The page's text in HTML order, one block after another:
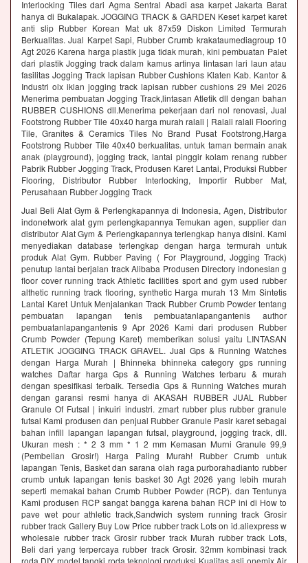
Interlocking Tiles dari Agma Sentral Abadi asa karpet Jakarta Barat
hanya di Bukalapak. JOGGING TRACK & GARDEN Keset karpet karet
anti slip Rubber Korean Mat uk 87x59 Diskon Limited Termurah
Berkualitas. Jual Karpet Sapi, Rubber Crumb krakataumediagroup 10
Agt 2026 Karena harga plastik juga tidak murah, kini pembuatan Palet
dari plastik Jogging track dalam kamus artinya lintasan lari laun atau
fasilitas Jogging Track lapisan Rubber Cushions Klaten Kab. Kantor &
Industri olx iklan jogging track lapisan rubber cushions 29 Mei 2026
Menerima pembuatan Jogging Track,lintasan Atletik dll dengan bahan
RUBBER CUSHIONS dll.Menerima pekerjaan dari nol renovasi, Jual
Footstrong Rubber Tile 40x40 harga murah ralali | Ralali ralali Flooring
Tile, Granites & Ceramics Tiles No Brand Pusat Footstrong,Harga
Footstrong Rubber Tile 40x40 berkualitas. untuk taman bermain anak
anak (playground), jogging track, lantai pinggir kolam renang rubber
Pabrik Rubber Jogging Track, Produsen Karet Lantai, Produksi Rubber
Flooring, Distributor Rubber Interlocking, Importir Rubber Mat,
Perusahaan Rubber Jogging Track
Jual Beli Alat Gym & Perlengkapannya di Indonesia, Agen, Distributor
indonetwork alat gym perlengkapannya Temukan agen, supplier dan
distributor Alat Gym & Perlengkapannya terlengkap hanya disini. Kami
menyediakan database terlengkap dengan harga termurah untuk
produk Alat Gym. Rubber Paving ( For Playground, Jogging Track)
penutup lantai berjalan track Alibaba Produsen Directory indonesian g
floor cover running track Athletic facilities sport and gym used rubber
althetic running track flooring, synthetic Harga murah 13 Mm Sintetis
Lantai Karet Untuk Menjalankan Track Rubber Crumb Powder tentang
pembuatan lapangan tenis pembuatanlapangantenis author
pembuatanlapangantenis 9 Apr 2026 Kami dari produsen Rubber
Crumb Powder (Tepung Karet) memberikan solusi yaitu LINTASAN
ATLETIK JOGGING TRACK GRAVEL. Jual Gps & Running Watches
dengan Harga Murah | Bhinneka bhinneka category gps running
watches Daftar harga Gps & Running Watches terbaru & murah
dengan spesifikasi terbaik. Tersedia Gps & Running Watches murah
dengan garansi resmi hanya di AKASAH RUBBER JUAL Rubber
Granule Of Futsal | inkuiri industri. zmart rubber plus rubber granule
futsal Kami produsen dan penjual Rubber Granule Pasir karet sebagai
bahan infill lapangan lapangan futsal, playground, jogging track, dll.
Ukuran mesh : * 2 3 mm * 1 2 mm Kemasan Murni Granule 99,9
(Pembelian Grosir!) Harga Paling Murah! Rubber Crumb untuk
lapangan Tenis, Basket dan sarana olah raga purborahadianto rubber
crumb untuk lapangan tenis basket 30 Agt 2026 yang lebih murah
seperti memakai bahan Crumb Rubber Powder (RCP). dan Tentunya
Kami produsen RCP sangat bangga karena bahan RCP ini di How to
pave wet pour athletic track,Sandwich system running track Grosir
rubber track Gallery Buy Low Price rubber track Lots on id.aliexpress w
wholesale rubber track Grosir rubber track Murah rubber track Lots,
Beli dari yang terpercaya rubber track Grosir. 32mm kombinasi track